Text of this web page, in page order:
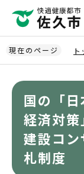
ペ
ー
ジ
現在のページ
国の「
経済対
建設コ
札制度